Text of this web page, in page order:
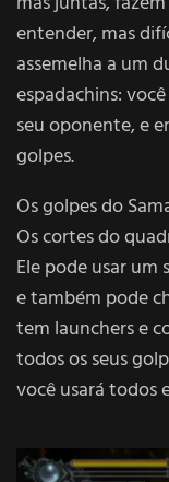
entender, mas
assemelha a um
espadachins:
seu oponente, e
golpes.
Os golpes do
Os cortes do
Ele pode usar
e também pode
tem launchers e
todos os seus
você usará todos